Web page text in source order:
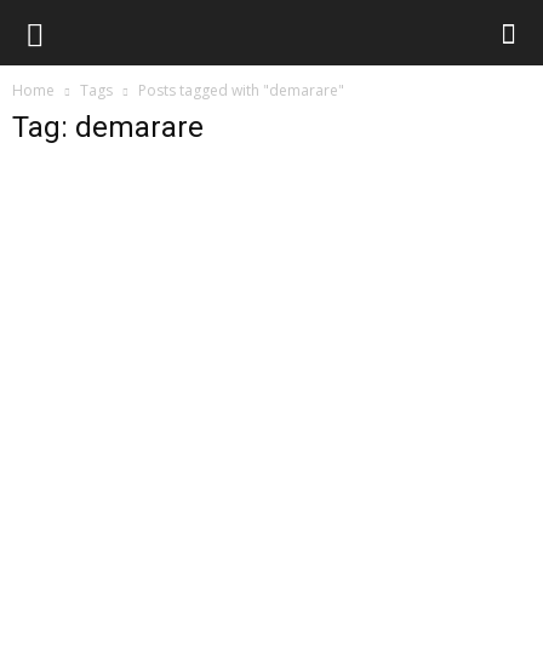
Home Tags Posts tagged with "demarare"
Tag: demarare